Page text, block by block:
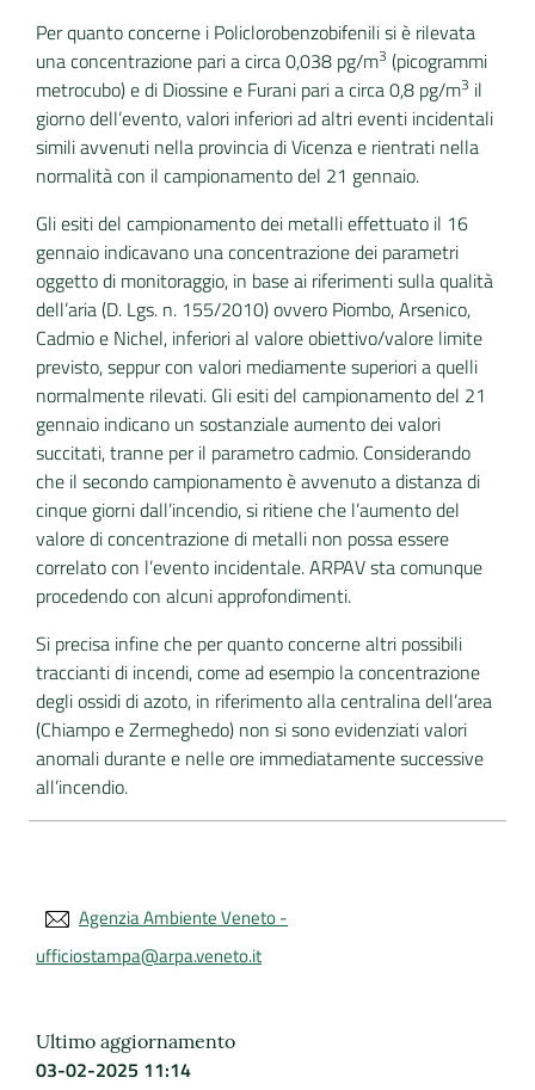
Per quanto concerne i Policlorobenzobifenili si è rilevata
una concentrazione pari a circa 0,038 pg/m3 (picogrammi
metrocubo) e di Diossine e Furani pari a circa 0,8 pg/m3 il
giorno dell’evento, valori inferiori ad altri eventi incidentali
simili avvenuti nella provincia di Vicenza e rientrati nella
normalità con il campionamento del 21 gennaio.
Gli esiti del campionamento dei metalli effettuato il 16
gennaio indicavano una concentrazione dei parametri
oggetto di monitoraggio, in base ai riferimenti sulla qualità
dell’aria (D. Lgs. n. 155/2010) ovvero Piombo, Arsenico,
Cadmio e Nichel, inferiori al valore obiettivo/valore limite
previsto, seppur con valori mediamente superiori a quelli
normalmente rilevati. Gli esiti del campionamento del 21
gennaio indicano un sostanziale aumento dei valori
succitati, tranne per il parametro cadmio. Considerando
che il secondo campionamento è avvenuto a distanza di
cinque giorni dall’incendio, si ritiene che l’aumento del
valore di concentrazione di metalli non possa essere
correlato con l’evento incidentale. ARPAV sta comunque
procedendo con alcuni approfondimenti.
Si precisa infine che per quanto concerne altri possibili
traccianti di incendi, come ad esempio la concentrazione
degli ossidi di azoto, in riferimento alla centralina dell’area
(Chiampo e Zermeghedo) non si sono evidenziati valori
anomali durante e nelle ore immediatamente successive
all’incendio.
Agenzia Ambiente Veneto -
ufficiostampa@arpa.veneto.it
Ultimo aggiornamento
03-02-2025 11:14